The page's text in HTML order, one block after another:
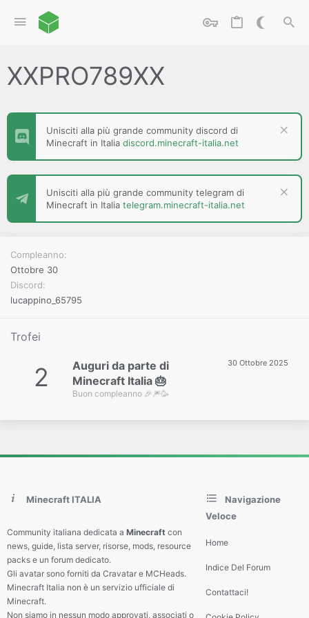
XXPRO789XX
Unisciti alla più grande community discord di
Minecraft in Italia discord.minecraft-italia.net
Unisciti alla più grande community telegram di
Minecraft in Italia telegram.minecraft-italia.net
Compleanno
Ottobre 30
Discord
lucappino_65795
Trofei
2 30 Ottobre 2025
Auguri da parte di
Minecraft Italia 🎂
Buon compleanno 🎉🎆🥳
Minecraft ITALIA
Community italiana dedicata a Minecraft con
news, guide, lista server, risorse, mods, resource
packs e un forum dedicato.
Gli avatar sono forniti da Cravatar e MCHeads.
Minecraft Italia non è un servizio ufficiale di
Minecraft.
Non siamo in nessun modo approvati, associati o
Navigazione
Veloce
Home
Indice Del Forum
Contattaci!